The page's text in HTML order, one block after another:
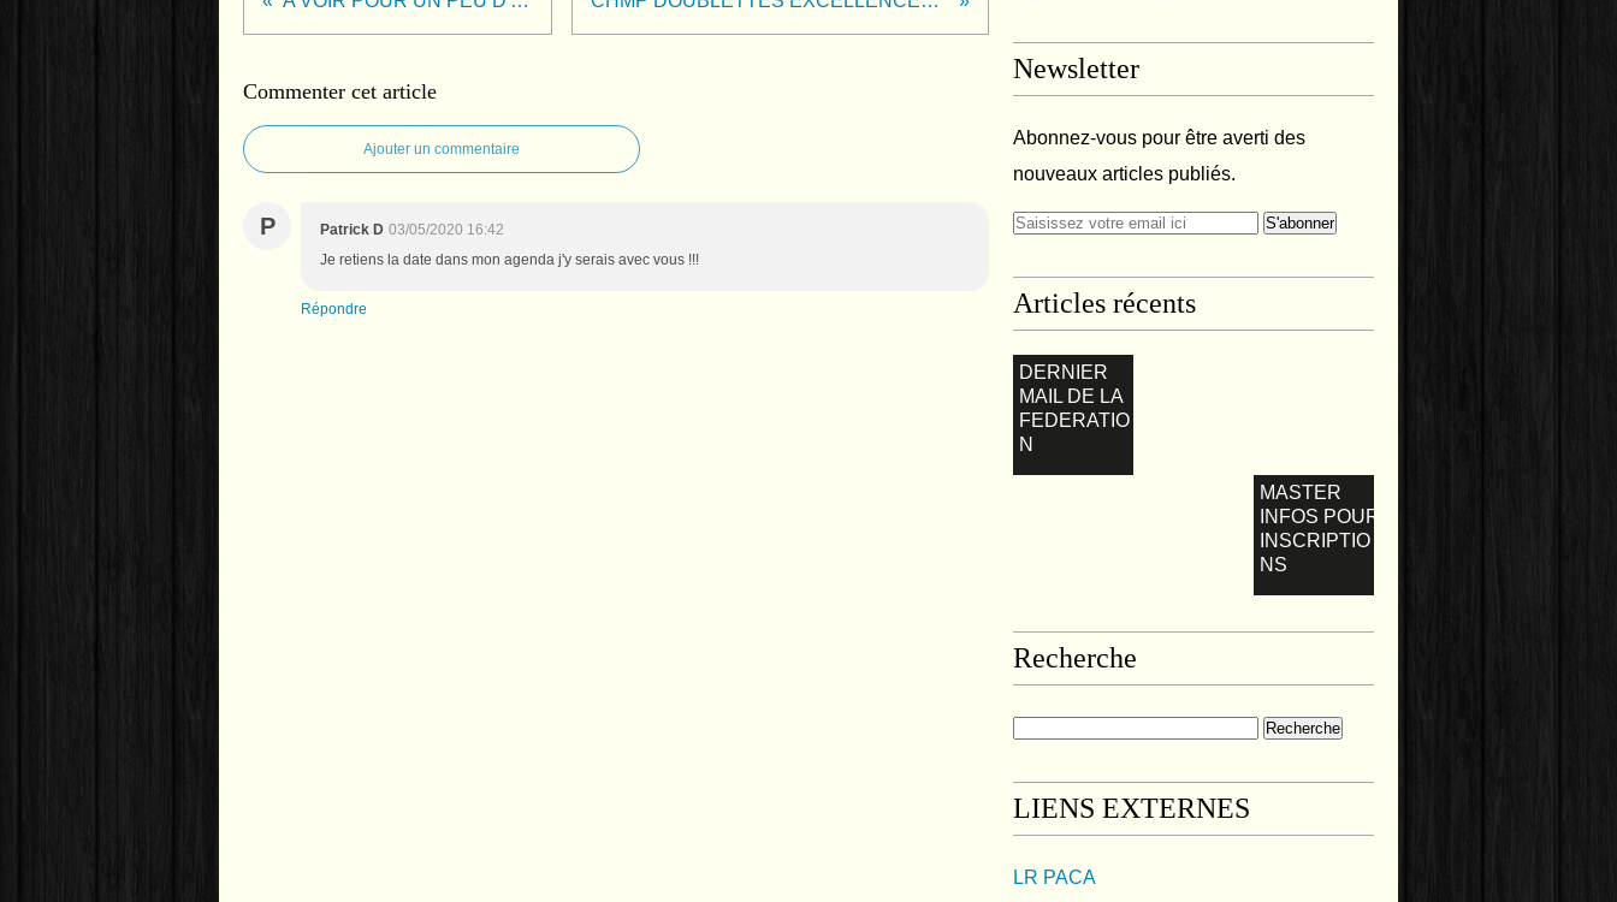
Commenter cet article
Ajouter un commentaire
P Patrick D 03/05/2020 16:42
Je retiens la date dans mon agenda j'y serais avec vous !!!
Répondre
Newsletter
Abonnez-vous pour être averti des
nouveaux articles publiés.
Articles récents
DERNIER
MAIL DE LA
FEDERATIO
N
MASTER
INFOS POUR
INSCRIPTIO
NS
Recherche
LIENS EXTERNES
LR PACA